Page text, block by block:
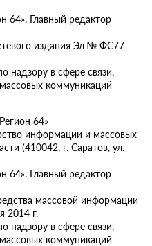
Главный редактор
издания Эл № ФС77-
надзору в сфере связи,
коммуникаций
64»
информации и массовых
(410042, г. Саратов, ул.
Главный редактор
массовой информации
2014 г.
надзору в сфере связи,
коммуникаций